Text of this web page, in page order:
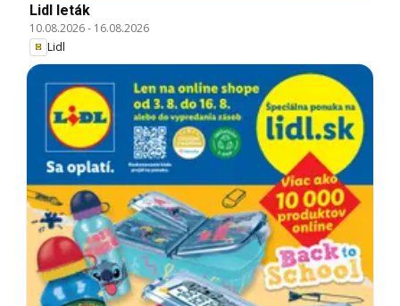
Lidl leták
10.08.2026- 16.08.2026
Lidl